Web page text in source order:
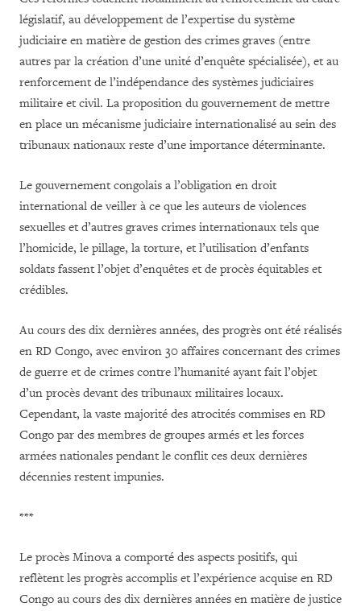
législatif, au développement de l’expertise du système
judiciaire en matière de gestion des crimes graves (entre
autres par la création d’une unité d’enquête spécialisée), et au
renforcement de l’indépendance des systèmes judiciaires
militaire et civil. La proposition du gouvernement de mettre
en place un mécanisme judiciaire internationalisé au sein des
tribunaux nationaux reste d’une importance déterminante.
Le gouvernement congolais a l’obligation en droit
international de veiller à ce que les auteurs de violences
sexuelles et d’autres graves crimes internationaux tels que
l’homicide, le pillage, la torture, et l’utilisation d’enfants
soldats fassent l’objet d’enquêtes et de procès équitables et
crédibles.
Au cours des dix dernières années, des progrès ont été réalisés
en RD Congo, avec environ 30 affaires concernant des crimes
de guerre et de crimes contre l’humanité ayant fait l’objet
d’un procès devant des tribunaux militaires locaux.
Cependant, la vaste majorité des atrocités commises en RD
Congo par des membres de groupes armés et les forces
armées nationales pendant le conflit ces deux dernières
décennies restent impunies.
***
Le procès Minova a comporté des aspects positifs, qui
reflètent les progrès accomplis et l’expérience acquise en RD
Congo au cours des dix dernières années en matière de justice